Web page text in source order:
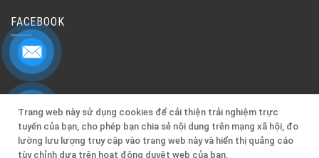
FACEBOOK
Quan tâm Zalo OA để cập nhật thông tin mới nhất !
Copyright © 2026 | Quản lý & Điều hành bởi
Trang web này sử dụng cookies để cải thiện trải nghiệm trực
tuyến của bạn, cho phép bạn chia sẻ nội dung trên mạng xã hội, đo
lường lưu lượng truy cập vào trang web này và hiển thị quảng cáo
tùy chỉnh dựa trên hoạt động duyệt web của bạn.